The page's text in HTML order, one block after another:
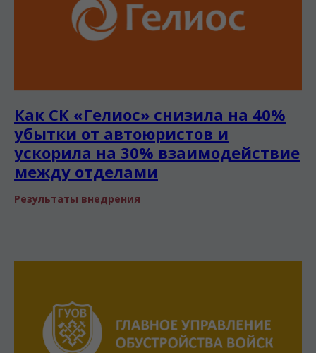
Как СК «Гелиос» снизила на 40%
убытки от автоюристов и
ускорила на 30% взаимодействие
между отделами
Результаты внедрения